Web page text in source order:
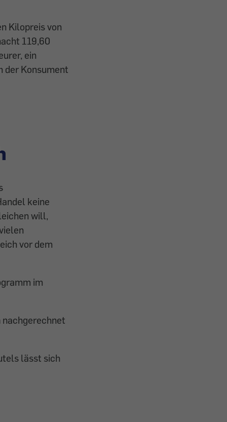
Kilopreis von
119,60
ein
der Konsument
keine
will,
vor dem
im
lässt sich